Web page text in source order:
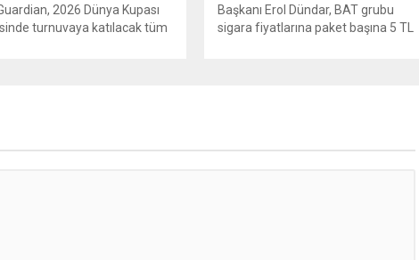
2026 Dünya Kupası
turnuvaya katılacak tüm
“dünya sahnesinde etki
Başkanı Erol Dündar, BAT grubu
sigara fiyatlarına paket başına 5 TL
British American Tobacco (BAT) da